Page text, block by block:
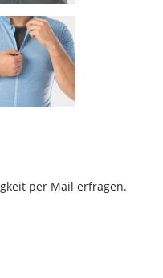
per Mail erfragen.